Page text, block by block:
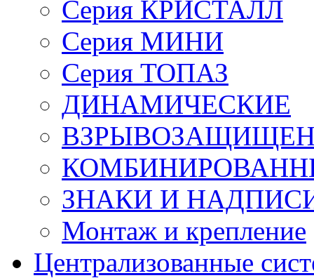
Серия КРИСТАЛЛ
Серия МИНИ
Серия ТОПАЗ
ДИНАМИЧЕСКИЕ
ЗНАКИ И
Монтаж и крепление
Централизованные